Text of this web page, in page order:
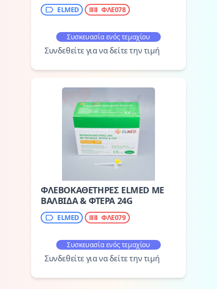
ELMED ΦΛΕ078
Συσκευασία ενός τεμαχίου
Συνδεθείτε για να δείτε την τιμή
ΦΛΕΒΟΚΑΘΕΤΗΡΕΣ ELMED ΜΕ
ΒΑΛΒΙΔΑ & ΦΤΕΡΑ 24G
ELMED ΦΛΕ079
Συσκευασία ενός τεμαχίου
Συνδεθείτε για να δείτε την τιμή